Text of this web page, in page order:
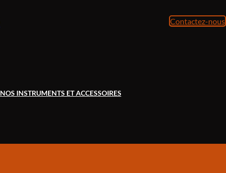
Contactez-nous
NOS INSTRUMENTS ET ACCESSOIRES